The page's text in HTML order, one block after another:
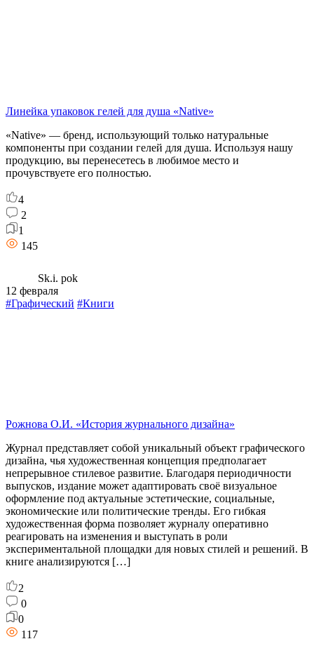
Линейка упаковок гелей для душа «Native»
«Native» — бренд, использующий только натуральные
компоненты при создании гелей для душа. Используя нашу
продукцию, вы перенесетесь в любимое место и
прочувствуете его полностью.
4
2
1
145
Sk.i. pok
12 февраля
#Графический #Книги
Рожнова О.И. «История журнального дизайна»
Журнал представляет собой уникальный объект графического
дизайна, чья художественная концепция предполагает
непрерывное стилевое развитие. Благодаря периодичности
выпусков, издание может адаптировать своё визуальное
оформление под актуальные эстетические, социальные,
экономические или политические тренды. Его гибкая
художественная форма позволяет журналу оперативно
реагировать на изменения и выступать в роли
экспериментальной площадки для новых стилей и решений. В
книге анализируются […]
2
0
0
117